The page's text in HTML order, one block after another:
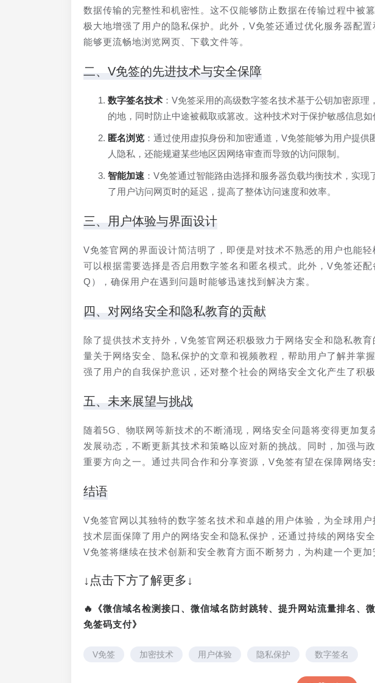
数据传输的完整性和机密性。这不仅能够防止数据在传输过程中被
极大地增强了用户的隐私保护。此外，V免签还通过优化服务器配
能够更流畅地浏览网页、下载文件等。
二、V免签的先进技术与安全保障
数字签名技术 ：V免签采用的高级数字签名技术基于公钥加密原
的地，同时防止中途被截取或篡改。这种技术对于保护敏感信息如
匿名浏览 ：通过使用虚拟身份和加密通道，V免签能够为用户提
人隐私，还能规避某些地区因网络审查而导致的访问限制。
智能加速 ：V免签通过智能路由选择和服务器负载均衡技术，实
了用户访问网页时的延迟，提高了整体访问速度和效率。
三、用户体验与界面设计
V免签官网的界面设计简洁明了，即便是对技术不熟悉的用户也能
可以根据需要选择是否启用数字签名和匿名模式。此外，V免签还
Q），确保用户在遇到问题时能够迅速找到解决方案。
四、对网络安全和隐私教育的贡献
除了提供技术支持外，V免签官网还积极致力于网络安全和隐私教
量关于网络安全、隐私保护的文章和视频教程，帮助用户了解并掌
强了用户的自我保护意识，还对整个社会的网络安全文化产生了积极
五、未来展望与挑战
随着5G、物联网等新技术的不断涌现，网络安全问题将变得更加
发展动态，不断更新其技术和策略以应对新的挑战。同时，加强与
重要方向之一。通过共同合作和分享资源，V免签有望在保障网络
结语
V免签官网以其独特的数字签名技术和卓越的用户体验，为全球用
技术层面保障了用户的网络安全和隐私保护，还通过持续的网络安
V免签将继续在技术创新和安全教育方面不断努力，为构建一个更加
↓点击下方了解更多↓
🔥《微信域名检测接口、微信域名防封跳转、提升网站流量排名、
免签码支付》
V免签 加密技术 用户体验 隐私保护 数字签名